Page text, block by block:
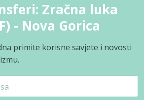
Zračna luka
- Nova Gorica
primite korisne savjete i novosti